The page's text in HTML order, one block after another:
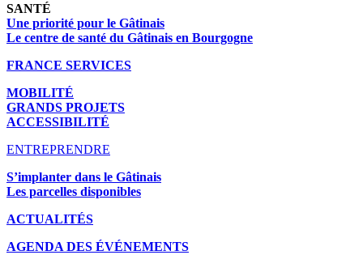
SANTÉ
Une priorité pour le Gâtinais
Le centre de santé du Gâtinais en Bourgogne
FRANCE SERVICES
MOBILITÉ
GRANDS PROJETS
ACCESSIBILITÉ
ENTREPRENDRE
S’implanter dans le Gâtinais
Les parcelles disponibles
ACTUALITÉS
AGENDA DES ÉVÉNEMENTS